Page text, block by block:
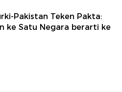
Pakistan Teken Pakta:
ke Satu Negara berarti ke